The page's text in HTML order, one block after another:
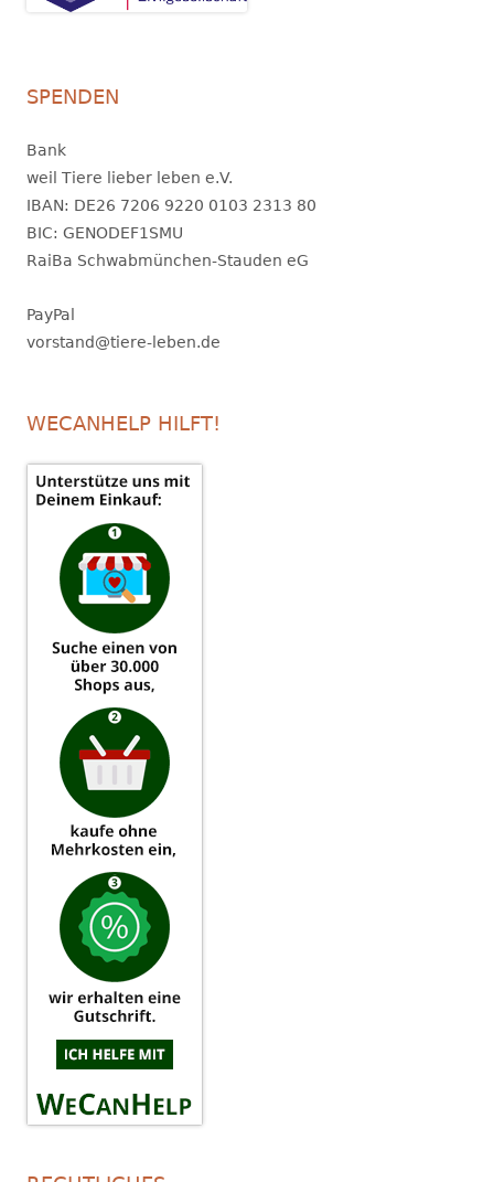
SPENDEN
Bank
weil Tiere lieber leben e.V.
IBAN: DE26 7206 9220 0103 2313 80
BIC: GENODEF1SMU
RaiBa Schwabmünchen-Stauden eG
PayPal
vorstand@tiere-leben.de
WECANHELP HILFT!